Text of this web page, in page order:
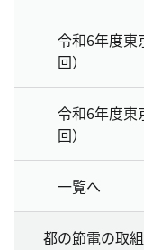
令和6年度東
回）
令和6年度東
回）
一覧へ
都の節電の取